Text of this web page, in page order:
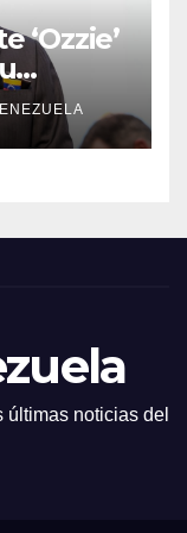
‘Ozzie’
noticias del